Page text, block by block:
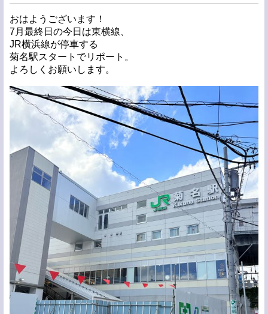
おはようございます！
7月最終日の今日は東横線、
JR横浜線が停車する
菊名駅スタートでリポート。
よろしくお願いします。